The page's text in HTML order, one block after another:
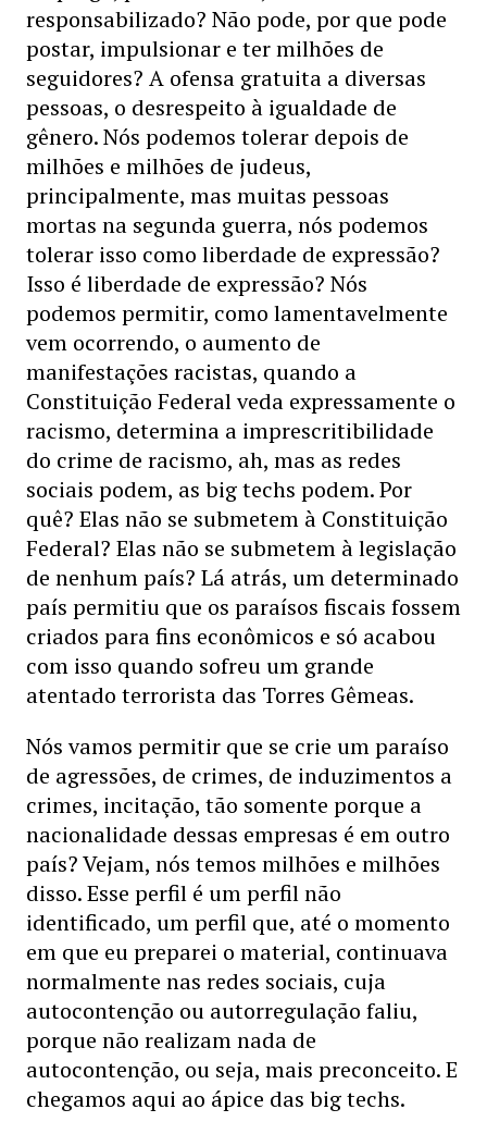
responsabilizado? Não pode, por que pode
postar, impulsionar e ter milhões de
seguidores? A ofensa gratuita a diversas
pessoas, o desrespeito à igualdade de
gênero. Nós podemos tolerar depois de
milhões e milhões de judeus,
principalmente, mas muitas pessoas
mortas na segunda guerra, nós podemos
tolerar isso como liberdade de expressão?
Isso é liberdade de expressão? Nós
podemos permitir, como lamentavelmente
vem ocorrendo, o aumento de
manifestações racistas, quando a
Constituição Federal veda expressamente o
racismo, determina a imprescritibilidade
do crime de racismo, ah, mas as redes
sociais podem, as big techs podem. Por
quê? Elas não se submetem à Constituição
Federal? Elas não se submetem à legislação
de nenhum país? Lá atrás, um determinado
país permitiu que os paraísos fiscais fossem
criados para fins econômicos e só acabou
com isso quando sofreu um grande
atentado terrorista das Torres Gêmeas.
Nós vamos permitir que se crie um paraíso
de agressões, de crimes, de induzimentos a
crimes, incitação, tão somente porque a
nacionalidade dessas empresas é em outro
país? Vejam, nós temos milhões e milhões
disso. Esse perfil é um perfil não
identificado, um perfil que, até o momento
em que eu preparei o material, continuava
normalmente nas redes sociais, cuja
autocontenção ou autorregulação faliu,
porque não realizam nada de
autocontenção, ou seja, mais preconceito. E
chegamos aqui ao ápice das big techs.